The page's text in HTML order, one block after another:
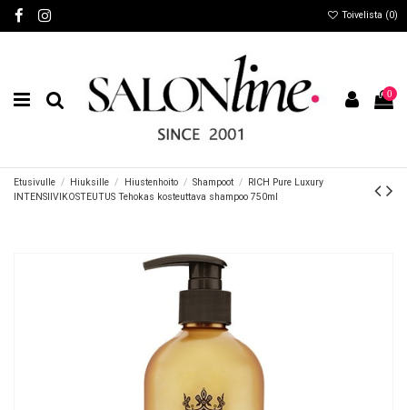
Toivelista (0)
0
Etusivulle Hiuksille Hiustenhoito Shampoot
RICH Pure Luxury
INTENSIIVIKOSTEUTUS Tehokas kosteuttava shampoo 750ml